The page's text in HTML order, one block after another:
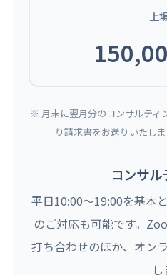
上
※ 月末に翌月分のコンサルティ
り請求書をお送りいたし
コンサ
平日10:00〜19:00を基本
のご対応も可能です。
打ち合わせのほか、オン
し